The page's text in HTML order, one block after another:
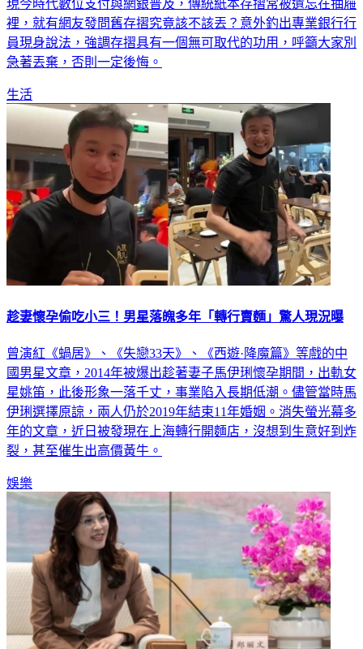
現今時代數位支付與網銀普及，傳統紙本存摺常被遺忘在抽屜
裡，就有網友發問舊存摺究竟該不該丟？意外釣出專業銀行行
員現身說法，強調存摺具有一個無可取代的功用，呼籲大家別
急著丟棄，否則一定後悔。
生活
趁妻懷孕偷吃小三！男星落魄多年「轉行賣麵」驚人現況曝
曾演紅《蝸居》、《失戀33天》、《西遊·降魔篇》等戲的中
國男星文章，2014年被爆出趁著妻子馬伊琍懷孕期間，出軌女
星姚笛，此後形象一落千丈，事業陷入長期低潮。儘管當時馬
伊琍選擇原諒，兩人仍於2019年結束11年婚姻。消失螢光幕多
年的文章，近日被發現在上海轉行開麵店，沒想到生意好到炸
裂，甚至催生出高價黃牛。
娛樂